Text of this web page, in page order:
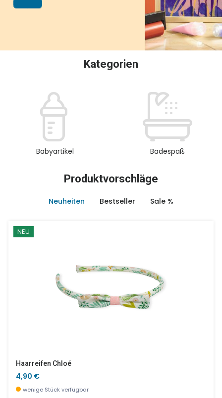
Kategorien
Babyartikel Badespaß
Produktvorschläge
Neuheiten Bestseller Sale %
NEU
Haarreifen Chloé
4,90 €
wenige Stück verfügbar